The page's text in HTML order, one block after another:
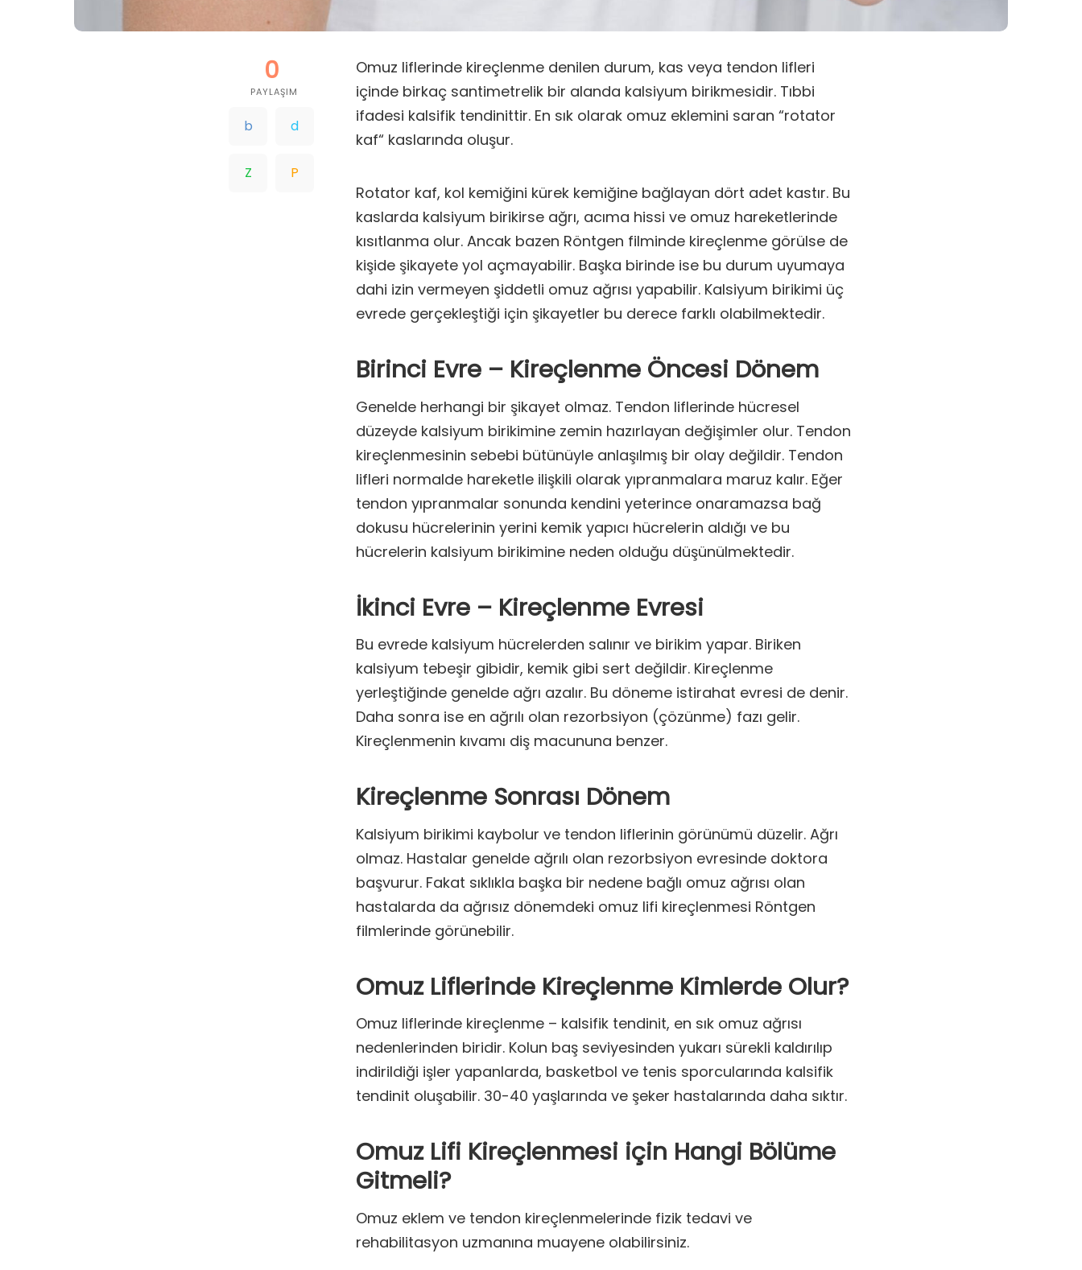
0
PAYLAŞIM
Omuz liflerinde kireçlenme denilen durum, kas veya tendon lifleri
içinde birkaç santimetrelik bir alanda kalsiyum birikmesidir. Tıbbi
ifadesi kalsifik tendinittir. En sık olarak omuz eklemini saran “rotator
kaf“ kaslarında oluşur.
Rotator kaf, kol kemiğini kürek kemiğine bağlayan dört adet kastır. Bu
kaslarda kalsiyum birikirse ağrı, acıma hissi ve omuz hareketlerinde
kısıtlanma olur. Ancak bazen Röntgen filminde kireçlenme görülse de
kişide şikayete yol açmayabilir. Başka birinde ise bu durum uyumaya
dahi izin vermeyen şiddetli omuz ağrısı yapabilir. Kalsiyum birikimi üç
evrede gerçekleştiği için şikayetler bu derece farklı olabilmektedir.
Birinci Evre – Kireçlenme Öncesi Dönem
Genelde herhangi bir şikayet olmaz. Tendon liflerinde hücresel
düzeyde kalsiyum birikimine zemin hazırlayan değişimler olur. Tendon
kireçlenmesinin sebebi bütünüyle anlaşılmış bir olay değildir. Tendon
lifleri normalde hareketle ilişkili olarak yıpranmalara maruz kalır. Eğer
tendon yıpranmalar sonunda kendini yeterince onaramazsa bağ
dokusu hücrelerinin yerini kemik yapıcı hücrelerin aldığı ve bu
hücrelerin kalsiyum birikimine neden olduğu düşünülmektedir.
İkinci Evre – Kireçlenme Evresi
Bu evrede kalsiyum hücrelerden salınır ve birikim yapar. Biriken
kalsiyum tebeşir gibidir, kemik gibi sert değildir. Kireçlenme
yerleştiğinde genelde ağrı azalır. Bu döneme istirahat evresi de denir.
Daha sonra ise en ağrılı olan rezorbsiyon (çözünme) fazı gelir.
Kireçlenmenin kıvamı diş macununa benzer.
Kireçlenme Sonrası Dönem
Kalsiyum birikimi kaybolur ve tendon liflerinin görünümü düzelir. Ağrı
olmaz. Hastalar genelde ağrılı olan rezorbsiyon evresinde doktora
başvurur. Fakat sıklıkla başka bir nedene bağlı omuz ağrısı olan
hastalarda da ağrısız dönemdeki omuz lifi kireçlenmesi Röntgen
filmlerinde görünebilir.
Omuz Liflerinde Kireçlenme Kimlerde Olur?
Omuz liflerinde kireçlenme – kalsifik tendinit, en sık omuz ağrısı
nedenlerinden biridir. Kolun baş seviyesinden yukarı sürekli kaldırılıp
indirildiği işler yapanlarda, basketbol ve tenis sporcularında kalsifik
tendinit oluşabilir. 30-40 yaşlarında ve şeker hastalarında daha sıktır.
Omuz Lifi Kireçlenmesi için Hangi Bölüme
Gitmeli?
Omuz eklem ve tendon kireçlenmelerinde fizik tedavi ve
rehabilitasyon uzmanına muayene olabilirsiniz.